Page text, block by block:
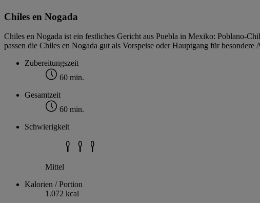
Chiles en Nogada
Chiles en Nogada ist ein festliches Gericht aus Puebla in Mexiko: Poblano-
passen die Chiles en Nogada gut als Vorspeise oder Hauptgang für
Zubereitungszeit
60 min.
Gesamtzeit
60 min.
Schwierigkeit
Mittel
Kalorien / Portion
1.072 kcal